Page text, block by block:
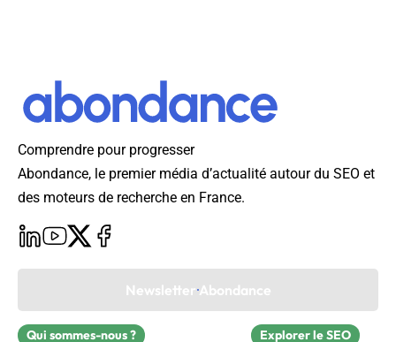
Comprendre pour progresser
Abondance, le premier média d’actualité autour du SEO et
des moteurs de recherche en France.
Newsletter Abondance
Qui sommes-nous ? Explorer le SEO